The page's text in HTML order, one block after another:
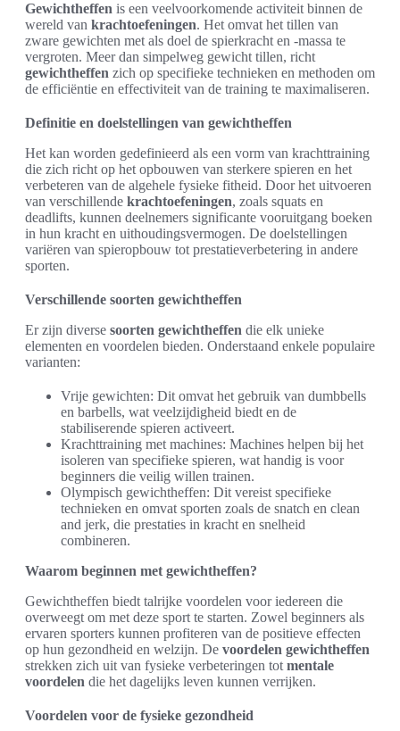
Gewichtheffen is een veelvoorkomende activiteit binnen de
wereld van krachtoefeningen. Het omvat het tillen van
zware gewichten met als doel de spierkracht en -massa te
vergroten. Meer dan simpelweg gewicht tillen, richt
gewichtheffen zich op specifieke technieken en methoden om
de efficiëntie en effectiviteit van de training te maximaliseren.
Definitie en doelstellingen van gewichtheffen
Het kan worden gedefinieerd als een vorm van krachttraining
die zich richt op het opbouwen van sterkere spieren en het
verbeteren van de algehele fysieke fitheid. Door het uitvoeren
van verschillende krachtoefeningen, zoals squats en
deadlifts, kunnen deelnemers significante vooruitgang boeken
in hun kracht en uithoudingsvermogen. De doelstellingen
variëren van spieropbouw tot prestatieverbetering in andere
sporten.
Verschillende soorten gewichtheffen
Er zijn diverse soorten gewichtheffen die elk unieke
elementen en voordelen bieden. Onderstaand enkele populaire
varianten:
Vrije gewichten: Dit omvat het gebruik van dumbbells
en barbells, wat veelzijdigheid biedt en de
stabiliserende spieren activeert.
Krachttraining met machines: Machines helpen bij het
isoleren van specifieke spieren, wat handig is voor
beginners die veilig willen trainen.
Olympisch gewichtheffen: Dit vereist specifieke
technieken en omvat sporten zoals de snatch en clean
and jerk, die prestaties in kracht en snelheid
combineren.
Waarom beginnen met gewichtheffen?
Gewichtheffen biedt talrijke voordelen voor iedereen die
overweegt om met deze sport te starten. Zowel beginners als
ervaren sporters kunnen profiteren van de positieve effecten
op hun gezondheid en welzijn. De voordelen gewichtheffen
strekken zich uit van fysieke verbeteringen tot mentale
voordelen die het dagelijks leven kunnen verrijken.
Voordelen voor de fysieke gezondheid